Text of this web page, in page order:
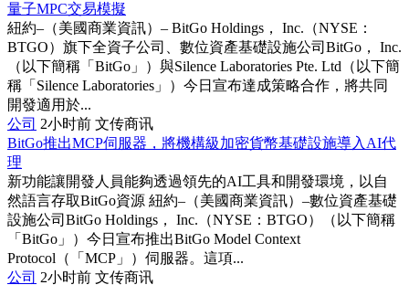
量子MPC交易模擬
紐約–（美國商業資訊）– BitGo Holdings， Inc.（NYSE：
BTGO）旗下全資子公司、數位資產基礎設施公司BitGo， Inc.
（以下簡稱「BitGo」）與Silence Laboratories Pte. Ltd（以下簡
稱「Silence Laboratories」）今日宣布達成策略合作，將共同
開發適用於...
公司 2小时前 文传商讯
BitGo推出MCP伺服器，將機構級加密貨幣基礎設施導入AI代
理
新功能讓開發人員能夠透過領先的AI工具和開發環境，以自
然語言存取BitGo資源 紐約–（美國商業資訊）–數位資產基礎
設施公司BitGo Holdings， Inc.（NYSE：BTGO）（以下簡稱
「BitGo」）今日宣布推出BitGo Model Context
Protocol（「MCP」）伺服器。這項...
公司 2小时前 文传商讯